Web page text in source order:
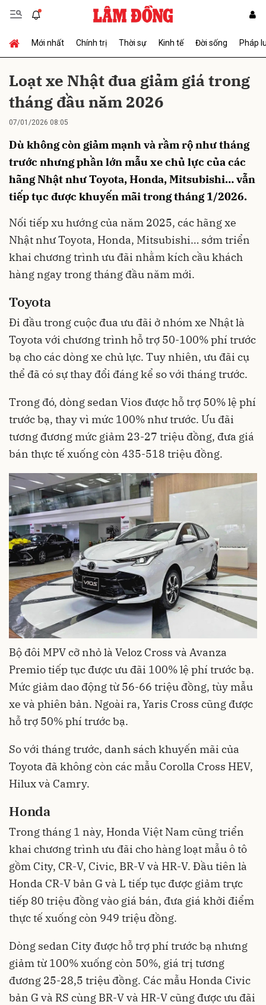
Mới nhất Chính trị Thời sự Kinh tế Đời sống Pháp
Loạt xe Nhật đua giảm giá trong
tháng đầu năm 2026
07/01/2026 08:05
Dù không còn giảm mạnh và rầm rộ như tháng
trước nhưng phần lớn mẫu xe chủ lực của các
hãng Nhật như Toyota, Honda, Mitsubishi… vẫn
tiếp tục được khuyến mãi trong tháng 1/2026.
Nối tiếp xu hướng của năm 2025, các hãngxe
Nhật như Toyota, Honda, Mitsubishi… sớm triển
khai chương trình ưu đãi nhằm kích cầu khách
hàng ngay trong tháng đầu năm mới.
Toyota
Đi đầu trong cuộc đua ưu đãi ở nhóm xe Nhật là
Toyota với chương trình hỗ trợ 50-100% phí trước
bạ cho các dòng xe chủ lực. Tuy nhiên, ưu đãi cụ
thể đã có sự thay đổi đáng kể so với tháng trước.
Trong đó, dòng sedan Vios được hỗ trợ 50% lệ phí
trước bạ, thay vì mức 100% như trước. Ưu đãi
tương đương mức giảm 23-27 triệu đồng, đưa giá
bán thực tế xuống còn 435-518 triệu đồng.
Bộ đôi MPV cỡ nhỏ là Veloz Cross và Avanza
Premio tiếp tục được ưu đãi 100% lệ phí trước bạ.
Mức giảm dao động từ 56-66 triệu đồng, tùy mẫu
xe và phiên bản. Ngoài ra, Yaris Cross cũng được
hỗ trợ 50% phí trước bạ.
So với tháng trước, danh sách khuyến mãi của
Toyota đã không còn các mẫu Corolla Cross HEV,
Hilux và Camry.
Honda
Trong tháng 1 này, Honda Việt Nam cũng triển
khai chương trình ưu đãi cho hàng loạt mẫu ô tô
gồm City, CR-V, Civic, BR-V và HR-V. Đầu tiên là
Honda CR-V bản G và L tiếp tục được giảm trực
tiếp 80 triệu đồng vào giá bán, đưa giá khởi điểm
thực tế xuống còn 949 triệu đồng.
Dòng sedan City được hỗ trợ phí trước bạ nhưng
giảm từ 100% xuống còn 50%, giá trị tương
đương 25-28,5 triệu đồng. Các mẫu Honda Civic
bản G và RS cùng BR-V và HR-V cũng được ưu đãi
Gửi bình luận
Hủy Gửi